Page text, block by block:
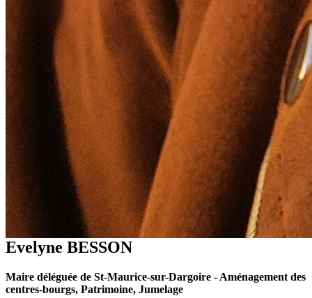
Evelyne BESSON
Maire déléguée de St-Maurice-sur-Dargoire - Aménagement des
centres-bourgs, Patrimoine, Jumelage